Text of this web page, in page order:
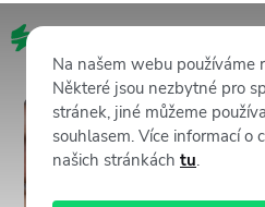
Na našem webu používáme
Některé jsou nezbytné pro
stránek, jiné můžeme
souhlasem. Více informací o
našich stránkách tu.